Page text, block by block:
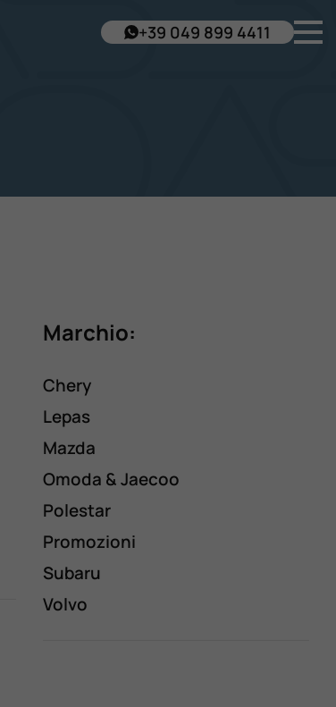
+39 049 899 4411
Marchio:
Chery
Lepas
Mazda
Omoda & Jaecoo
Polestar
Promozioni
Subaru
Volvo